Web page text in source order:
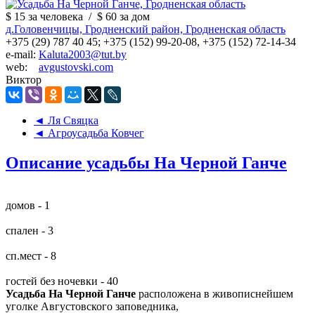
$ 15 за человека / $ 60 за дом
д.Головенчицы, Гродненский район, Гродненская область
+375 (29) 787 40 45; +375 (152) 99-20-08, +375 (152) 72-14-34
e-mail: Kaluta2003@tut.by
web: avgustovski.com
Виктор
◄ Ля Свяцка
◄ Агроусадьба Ковчег
Описание усадьбы На Черной Ганче
домов - 1
спален - 3
сп.мест - 8
гостей без ночевки - 40
Усадьба На Черной Ганче расположена в живописнейшем
уголке Августовского заповедника,